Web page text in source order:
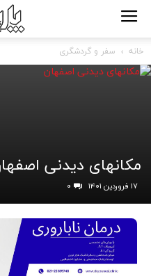
خانه سفر و گردشگری
مکانهای دیدنی
۱۷ فروردین ۱۴۰۱ ۰